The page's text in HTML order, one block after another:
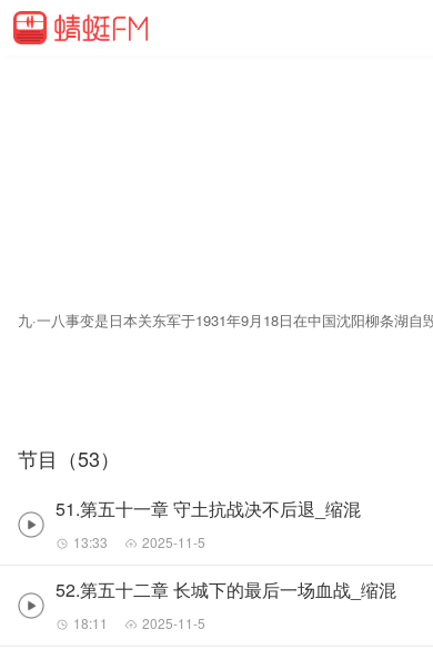
节目（53）
51.第五十一章 守土抗战决不后退_缩混
13:33 2025-11-5
52.第五十二章 长城下的最后一场血战_缩混
18:11 2025-11-5